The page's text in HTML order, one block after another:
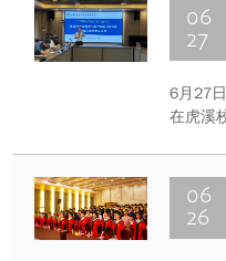
06
27
6月27
在虎溪
党委
及部
06
26